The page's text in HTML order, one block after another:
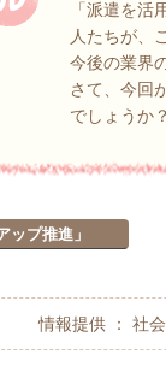
「派遣を
人たちが、
今後の業界
さて、今回
でしょうか
プ推進」
情報提供 ： 社